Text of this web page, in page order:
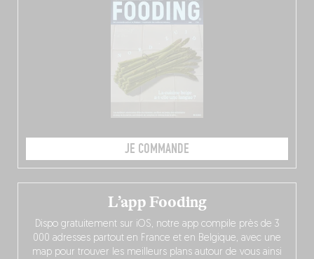
JE COMMANDE
L’app Fooding
Dispo gratuitement sur iOS, notre app compile près de 3
000 adresses partout en France et en Belgique, avec une
map pour trouver les meilleurs plans autour de vous ainsi